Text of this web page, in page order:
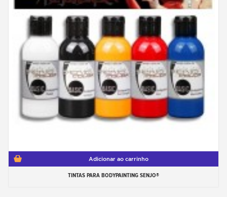
Adicionar ao carrinho
TINTAS PARA BODYPAINTING SENJO®